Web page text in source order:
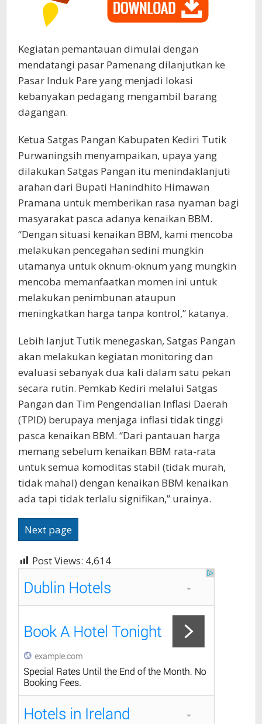
Kegiatan pemantauan dimulai dengan
mendatangi pasar Pamenang dilanjutkan ke
Pasar Induk Pare yang menjadi lokasi
kebanyakan pedagang mengambil barang
dagangan.
Ketua Satgas Pangan Kabupaten Kediri Tutik
Purwaningsih menyampaikan, upaya yang
dilakukan Satgas Pangan itu menindaklanjuti
arahan dari Bupati Hanindhito Himawan
Pramana untuk memberikan rasa nyaman bagi
masyarakat pasca adanya kenaikan BBM.
“Dengan situasi kenaikan BBM, kami mencoba
melakukan pencegahan sedini mungkin
utamanya untuk oknum-oknum yang mungkin
mencoba memanfaatkan momen ini untuk
melakukan penimbunan ataupun
meningkatkan harga tanpa kontrol,” katanya.
Lebih lanjut Tutik menegaskan, Satgas Pangan
akan melakukan kegiatan monitoring dan
evaluasi sebanyak dua kali dalam satu pekan
secara rutin. Pemkab Kediri melalui Satgas
Pangan dan Tim Pengendalian Inflasi Daerah
(TPID) berupaya menjaga inflasi tidak tinggi
pasca kenaikan BBM. “Dari pantauan harga
memang sebelum kenaikan BBM rata-rata
untuk semua komoditas stabil (tidak murah,
tidak mahal) dengan kenaikan BBM kenaikan
ada tapi tidak terlalu signifikan,” urainya.
Next page
Post Views: 4,614